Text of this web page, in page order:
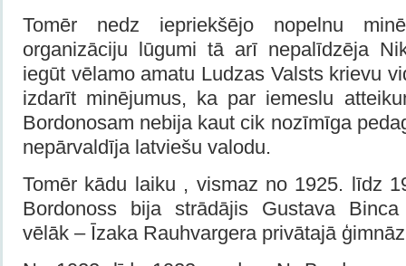
Tomēr nedz iepriekšējo nopelnu
organizāciju lūgumi tā arī nepalīdzēja
iegūt vēlamo amatu Ludzas Valsts krievu
izdarīt minējumus, ka par iemeslu
Bordonosam nebija kaut cik nozīmīga
nepārvaldīja latviešu valodu.
Tomēr kādu laiku , vismaz no 1925. līdz
Bordonoss bija strādājis Gustava
vēlāk – Īzaka Rauhvargera privātajā